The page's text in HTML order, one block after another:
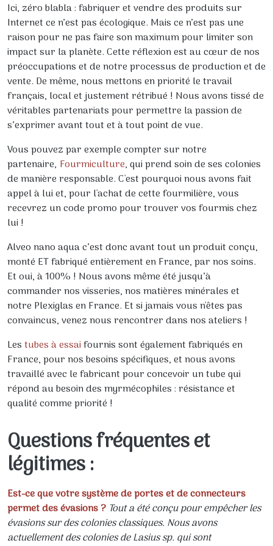
Ici, zéro blabla : fabriquer et vendre des produits sur
Internet ce n’est pas écologique. Mais ce n’est pas une
raison pour ne pas faire son maximum pour limiter son
impact sur la planète. Cette réflexion est au cœur de nos
préoccupations et de notre processus de production et de
vente. De même, nous mettons en priorité le travail
français, local et justement rétribué ! Nous avons tissé de
véritables partenariats pour permettre la passion de
s’exprimer avant tout et à tout point de vue.
Vous pouvez par exemple compter sur notre
partenaire, Fourmiculture, qui prend soin de ses colonies
de manière responsable. C'est pourquoi nous avons fait
appel à lui et, pour l'achat de cette fourmilière, vous
recevrez un code promo pour trouver vos fourmis chez
lui !
Alveo nano aqua c’est donc avant tout un produit conçu,
monté ET fabriqué entièrement en France, par nos soins.
Et oui, à 100% ! Nous avons même été jusqu’à
commander nos visseries, nos matières minérales et
notre Plexiglas en France. Et si jamais vous n'êtes pas
convaincus, venez nous rencontrer dans nos ateliers !
Lestubes à essaifournis sont également fabriqués en
France, pour nos besoins spécifiques, et nous avons
travaillé avec le fabricant pour concevoir un tube qui
répond au besoin des myrmécophiles : résistance et
qualité comme priorité !
Questions fréquentes et
légitimes :
Est-ce que votre système de portes et de connecteurs
permet des évasions ? Tout a été conçu pour empêcher les
évasions sur des colonies classiques. Nous avons
actuellement des colonies de Lasius sp. qui sont